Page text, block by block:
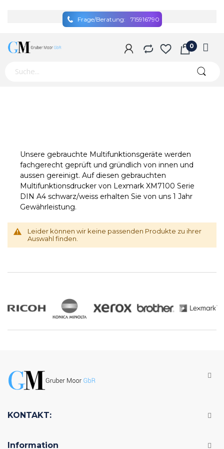
Frage/Beratung: 715916790
Unsere gebrauchte Multifunktionsgeräte werden
fachgerecht geprüft und gründlich von innen und
aussen gereinigt. Auf diesen gebrauchten
Multifunktionsdrucker von Lexmark XM7100 Serie
DIN A4 schwarz/weiss erhalten Sie von uns 1 Jahr
Gewährleistung.
Leider können wir keine passenden Produkte zu ihrer
Auswahl finden.
KONTAKT:
Information